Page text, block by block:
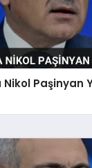
Nikol Paşinyan